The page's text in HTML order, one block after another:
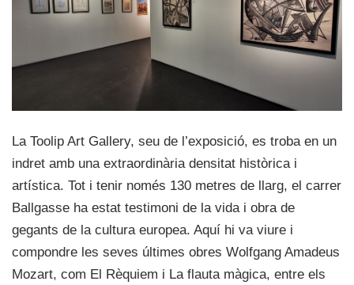
La Toolip Art Gallery, seu de l’exposició, es troba en un
indret amb una extraordinària densitat històrica i
artística. Tot i tenir només 130 metres de llarg, el carrer
Ballgasse ha estat testimoni de la vida i obra de
gegants de la cultura europea. Aquí hi va viure i
compondre les seves últimes obres Wolfgang Amadeus
Mozart, com El Rèquiem i La flauta màgica, entre els